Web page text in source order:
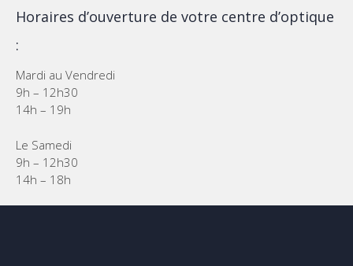
Horaires d’ouverture de votre centre d’optique
:
Mardi au Vendredi
9h – 12h30
14h – 19h
Le Samedi
9h – 12h30
14h – 18h